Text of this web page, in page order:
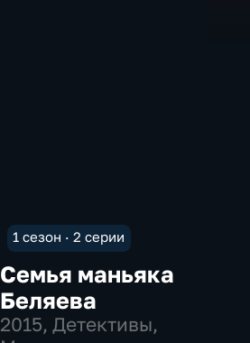
1 сезон · 2 серии
Семья маньяка
Беляева
2015, Детективы,